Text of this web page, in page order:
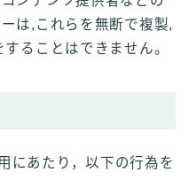
は,これらを無断で複製,
ることはできません。
にあたり，以下の行為を